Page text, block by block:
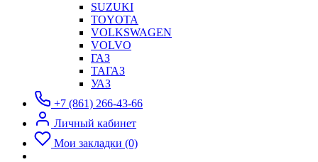
SUZUKI
TOYOTA
VOLKSWAGEN
VOLVO
ГАЗ
ТАГАЗ
УАЗ
+7 (861) 266-43-66
Личный кабинет
Мои закладки (0)